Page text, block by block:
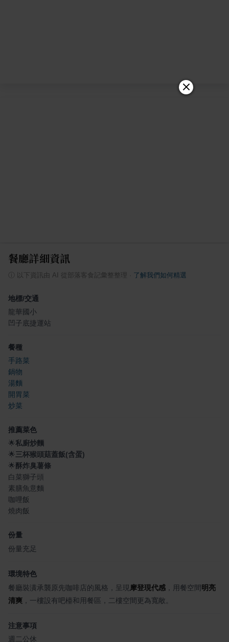
餐廳詳細資訊
以下資訊由 AI 從部落客食記彙整整理 了解我們如何精選
地標/交通
龍華國小
凹子底捷運站
餐種
手路菜
鍋物
湯麵
開胃菜
炒菜
推薦菜色
🌟私廚炒麵
🌟三杯猴頭菇蓋飯(含蛋)
🌟酥炸臭薯條
白菜獅子頭
素膳魚意麵
咖哩飯
燒肉飯
份量
份量充足
環境特色
餐廳裝潢承襲原先咖啡店的風格，呈現摩登現代感 ，用餐空間明亮
清爽 ，一樓設有吧檯和用餐區，二樓空間更為寬敞。
注意事項
週二公休